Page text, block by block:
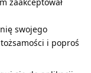
swojego
i poproś